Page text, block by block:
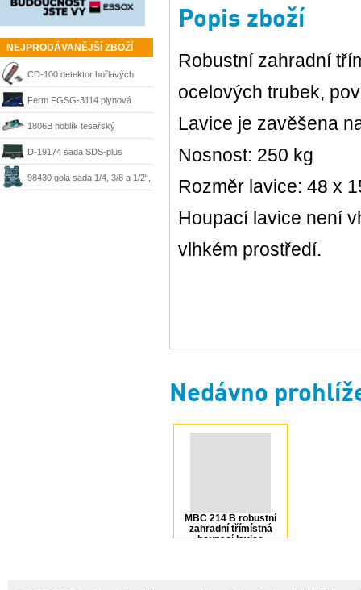
NEJPRODÁVANĚJŠÍ ZBOŽÍ
CD-100 detektor hořlavých
plynů Ridgid 36163
Ferm FGSG-3114 plynová
pájka SGM1006
1806B hoblík tesařský
velkoplošný 170 mm Makita
D-19174 sada SDS-plus
sekáče a vrtáky Makita
98430 gola sada 1/4, 3/8 a 1/2“,
Popis zboží
Robustní zahradní
ocelových trubek,
Lavice je zavěšena
Nosnost: 250 kg
Rozměr lavice: 48 x
Houpací lavice není
vlhkém prostředí.
Nedávno
MBC 214 B robustní
zahradní třímístná
houpací lavice